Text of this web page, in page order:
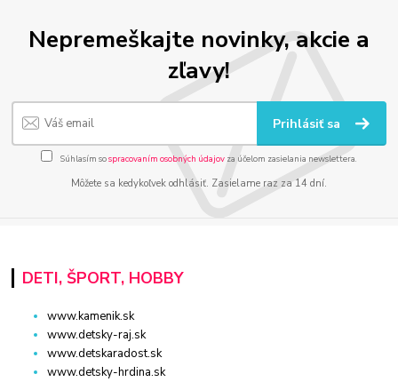
Nepremeškajte novinky, akcie a
zľavy!
Prihlásiť sa
Súhlasím sospracovaním osobných údajov za účelom zasielania newslettera.
Môžete sa kedykoľvek odhlásiť. Zasielame raz za 14 dní.
DETI, ŠPORT, HOBBY
www.kamenik.sk
www.detsky-raj.sk
www.detskaradost.sk
www.detsky-hrdina.sk